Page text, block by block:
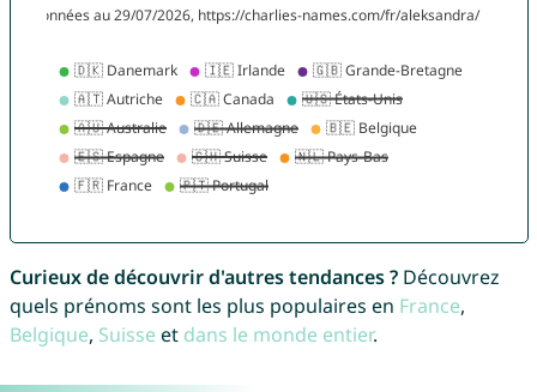
Curieux de découvrir d'autres tendances ?Découvrez
quels prénoms sont les plus populaires en France,
Belgique, Suisse et dans le monde entier.